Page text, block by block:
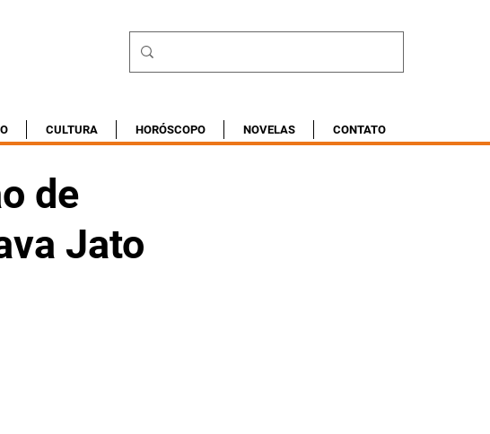
CULTURA HORÓSCOPO NOVELAS CONTATO
de
Jato